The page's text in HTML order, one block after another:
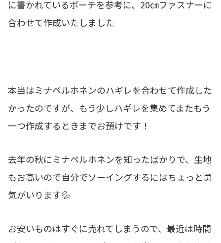
に書かれているポーチを参考に、20㎝ファスナーに
合わせて作成いたしました
本当はミナペルホネンのハギレを合わせて作成した
かったのですが、もう少しハギレを集めてまたもう
一つ作成するときまでお預けです！
去年の秋にミナペルホネンを知ったばかりで、生地
もお高いので自分でソーイングするにはちょっと勇
気がいります💦
お安いものはすぐに売れてしまうので、最近は時間